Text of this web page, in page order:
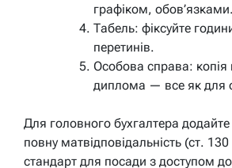
графіком, обов’язками.
Табель: фіксуйте
перетинів.
Особова справа: копія
диплома — все як для
Для головного бухгалтера
повну матвідповідальність (ст.
стандарт для посади з доступом